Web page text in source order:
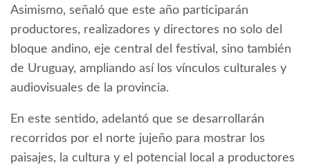
Asimismo, señaló que este año participarán
productores, realizadores y directores no solo del
bloque andino, eje central del festival, sino también
de Uruguay, ampliando así los vínculos culturales y
audiovisuales de la provincia.
En este sentido, adelantó que se desarrollarán
recorridos por el norte jujeño para mostrar los
paisajes, la cultura y el potencial local a productores